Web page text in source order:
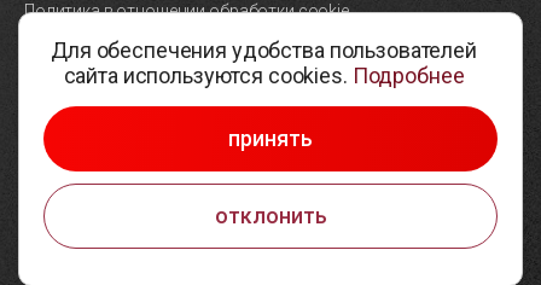
© 2005-2026, Парк высоких технологий
Разработка сайтов —Студия Борового
Политика в отношении обработки cookie
Карта сайта
Выбор настроек cookie
Для обеспечения удобства пользователей
сайта используются cookies. Подробнее
принять
отклонить